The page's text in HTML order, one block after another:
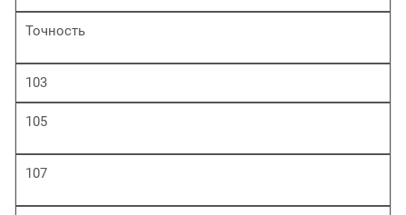
Точность
103
105
107